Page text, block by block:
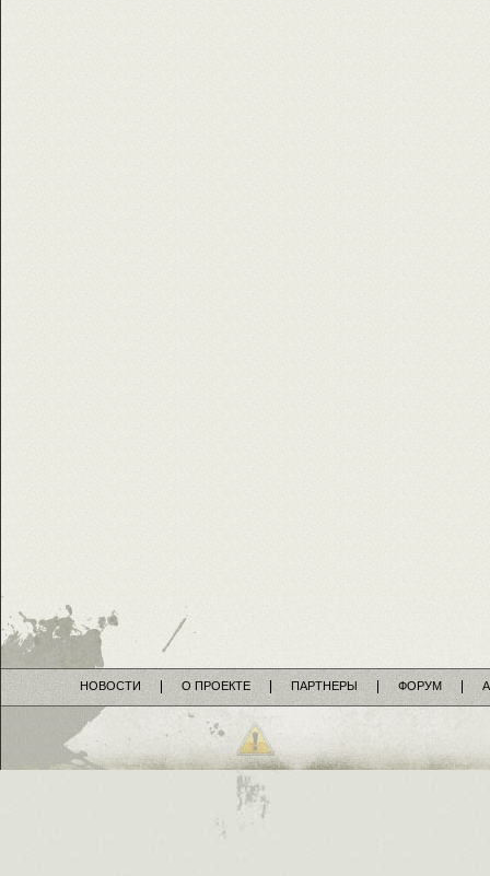
НОВОСТИ О ПРОЕКТЕ ПАРТНЕРЫ ФОРУМ